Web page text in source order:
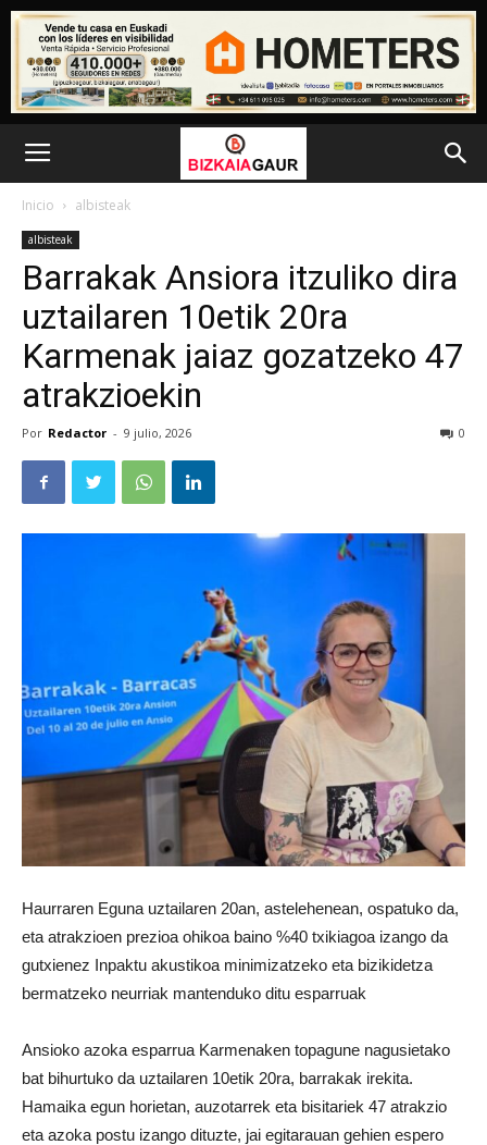
Inicio albisteak
albisteak
Barrakak Ansiora itzuliko dira
uztailaren 10etik 20ra
Karmenak jaiaz gozatzeko 47
atrakzioekin
Por Redactor - 9 julio, 2026 0
Haurraren Eguna uztailaren 20an, astelehenean, ospatuko da,
eta atrakzioen prezioa ohikoa baino %40 txikiagoa izango da
gutxienez Inpaktu akustikoa minimizatzeko eta bizikidetza
bermatzeko neurriak mantenduko ditu esparruak
Ansioko azoka esparrua Karmenaken topagune nagusietako
bat bihurtuko da uztailaren 10etik 20ra, barrakak irekita.
Hamaika egun horietan, auzotarrek eta bisitariek 47 atrakzio
eta azoka postu izango dituzte, jai egitarauan gehien espero